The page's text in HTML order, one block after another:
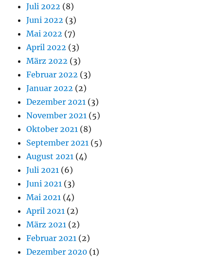
Juli 2022 (8)
Juni 2022 (3)
Mai 2022 (7)
April 2022 (3)
März 2022 (3)
Februar 2022 (3)
Januar 2022 (2)
Dezember 2021 (3)
November 2021 (5)
Oktober 2021 (8)
September 2021 (5)
August 2021 (4)
Juli 2021 (6)
Juni 2021 (3)
Mai 2021 (4)
April 2021 (2)
März 2021 (2)
Februar 2021 (2)
Dezember 2020 (1)